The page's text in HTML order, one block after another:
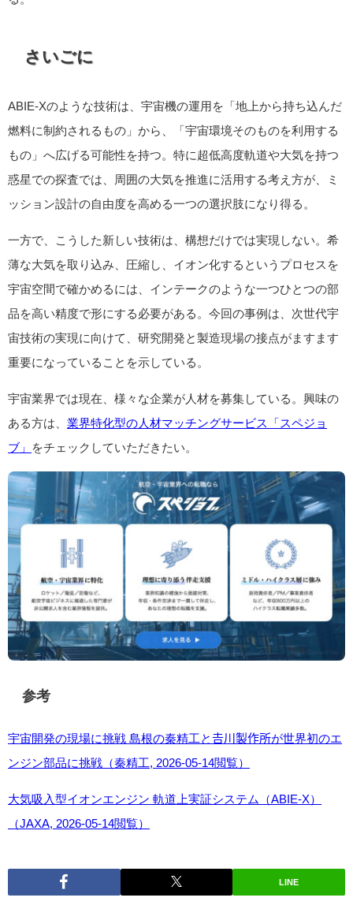
さいごに
ABIE-Xのような技術は、宇宙機の運用を「地上から持ち込んだ
燃料に制約されるもの」から、「宇宙環境そのものを利用する
もの」へ広げる可能性を持つ。特に超低高度軌道や大気を持つ
惑星での探査では、周囲の大気を推進に活用する考え方が、ミ
ッション設計の自由度を高める一つの選択肢になり得る。
一方で、こうした新しい技術は、構想だけでは実現しない。希
薄な大気を取り込み、圧縮し、イオン化するというプロセスを
宇宙空間で確かめるには、インテークのような一つひとつの部
品を高い精度で形にする必要がある。今回の事例は、次世代宇
宙技術の実現に向けて、研究開発と製造現場の接点がますます
重要になっていることを示している。
宇宙業界では現在、様々な企業が人材を募集している。興味の
ある方は、 業界特化型の人材マッチングサービス「スペジョ
ブ」 をチェックしていただきたい。
参考
宇宙開発の現場に挑戦 島根の秦精工と𠮷川製作所が世界初のエ
ンジン部品に挑戦（秦精工, 2026-05-14閲覧）
大気吸入型イオンエンジン 軌道上実証システム（ABIE-X）
（JAXA, 2026-05-14閲覧）
LINE